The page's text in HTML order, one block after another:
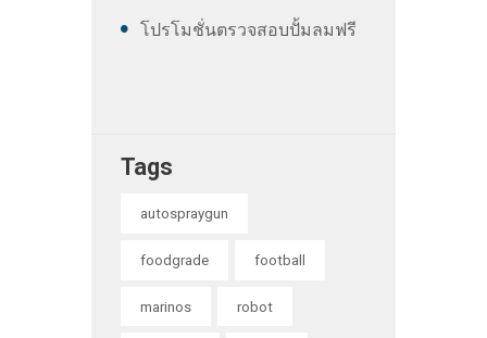
โปรโมชั่นตรวจสอบปั้มลมฟรี
Tags
autospraygun
foodgrade football
marinos robot